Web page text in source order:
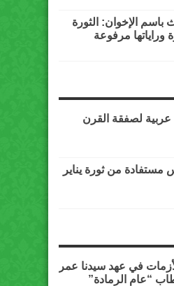
باسم الإخوان: الثورة
وراياتها مرفوعة
لصفقة القرن
في عهد سيدنا عمر
“عام الرمادة”